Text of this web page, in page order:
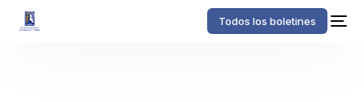
Todos los boletines